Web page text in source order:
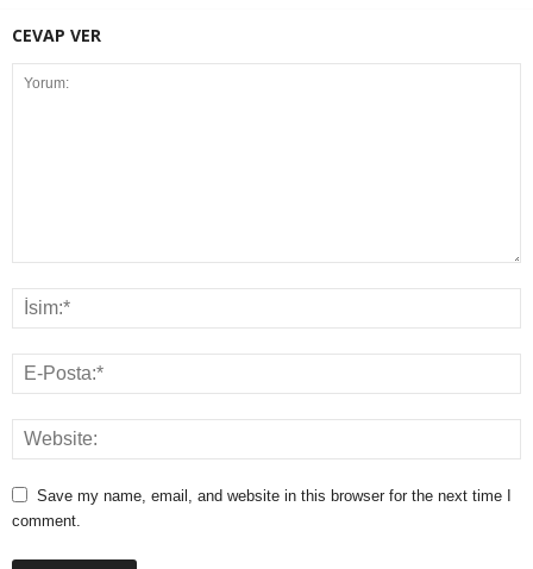
CEVAP VER
Save my name, email, and website in this browser for the next time I
comment.